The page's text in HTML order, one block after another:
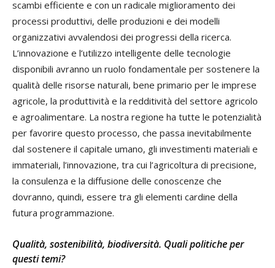
scambi efficiente e con un radicale miglioramento dei
processi produttivi, delle produzioni e dei modelli
organizzativi avvalendosi dei progressi della ricerca.
L’innovazione e l’utilizzo intelligente delle tecnologie
disponibili avranno un ruolo fondamentale per sostenere la
qualità delle risorse naturali, bene primario per le imprese
agricole, la produttività e la redditività del settore agricolo
e agroalimentare. La nostra regione ha tutte le potenzialità
per favorire questo processo, che passa inevitabilmente
dal sostenere il capitale umano, gli investimenti materiali e
immateriali, l’innovazione, tra cui l’agricoltura di precisione,
la consulenza e la diffusione delle conoscenze che
dovranno, quindi, essere tra gli elementi cardine della
futura programmazione.
Qualità, sostenibilità, biodiversità. Quali politiche per
questi temi?